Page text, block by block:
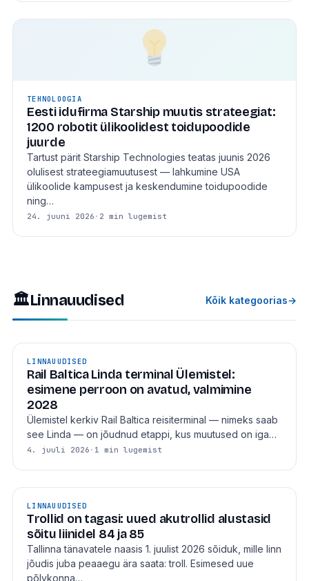
TEHNOLOOGIA
Eesti idufirma Starship muutis strateegiat:
1200 robotit ülikoolidest toidupoodide
juurde
Tartust pärit Starship Technologies teatas juunis 2026
olulisest strateegiamuutusest — lahkumine USA
ülikoolide kampusest ja keskendumine toidupoodide
ning…
24. juuni 2026 · 2 min lugemist
🏛Linnauudised Kõik kategoorias→
LINNAUUDISED
Rail Baltica Linda terminal Ülemistel:
esimene perroon on avatud, valmimine
2028
Ülemistel kerkiv Rail Baltica reisiterminal — nimeks saab
see Linda — on jõudnud etappi, kus muutused on iga…
4. juuli 2026 · 1 min lugemist
LINNAUUDISED
Trollid on tagasi: uued akutrollid alustasid
sõitu liinidel 84 ja 85
Tallinna tänavatele naasis 1. juulist 2026 sõiduk, mille linn
jõudis juba peaaegu ära saata: troll. Esimesed uue
põlvkonna…